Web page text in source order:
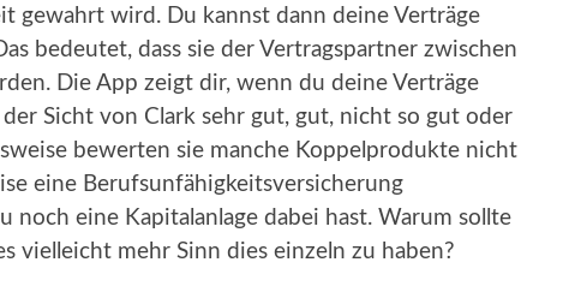
gewahrt wird. Du kannst dann deine Verträge
bedeutet, dass sie der Vertragspartner zwischen
Die App zeigt dir, wenn du deine Verträge
der Sicht von Clark sehr gut, gut, nicht so gut oder
bewerten sie manche Koppelprodukte nicht
eine Berufsunfähigkeitsversicherung
noch eine Kapitalanlage dabei hast. Warum sollte
vielleicht mehr Sinn dies einzeln zu haben?